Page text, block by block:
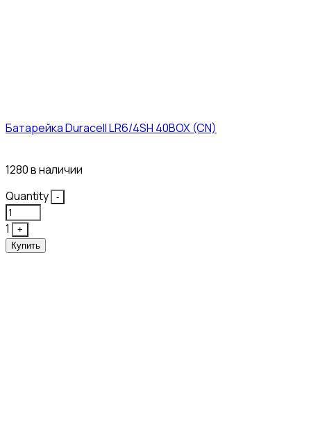
Батарейка Duracell LR6/4SH 40BOX (CN)
1280 в наличии
Quantity
-
1
+
Купить